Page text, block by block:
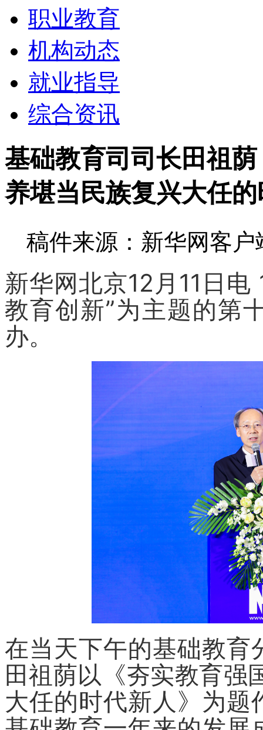
职业教育
机构动态
就业指导
综合资讯
基础教育司司长田祖
养堪当民族复兴大任
稿件来源：新华网客
新华网北京12月11日
教育创新”为主题的第
办。
在当天下午的基础教育
田祖荫以《夯实教育强
大任的时代新人》为题